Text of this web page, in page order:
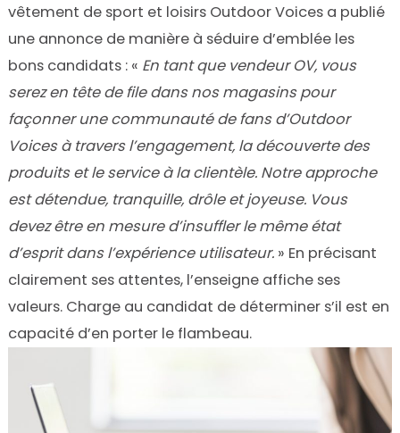
vêtement de sport et loisirs Outdoor Voices a publié
une annonce de manière à séduire d’emblée les
bons candidats : « En tant que vendeur OV, vous
serez en tête de file dans nos magasins pour
façonner une communauté de fans d’Outdoor
Voices à travers l’engagement, la découverte des
produits et le service à la clientèle. Notre approche
est détendue, tranquille, drôle et joyeuse. Vous
devez être en mesure d’insuffler le même état
d’esprit dans l’expérience utilisateur.» En précisant
clairement ses attentes, l’enseigne affiche ses
valeurs. Charge au candidat de déterminer s’il est en
capacité d’en porter le flambeau.